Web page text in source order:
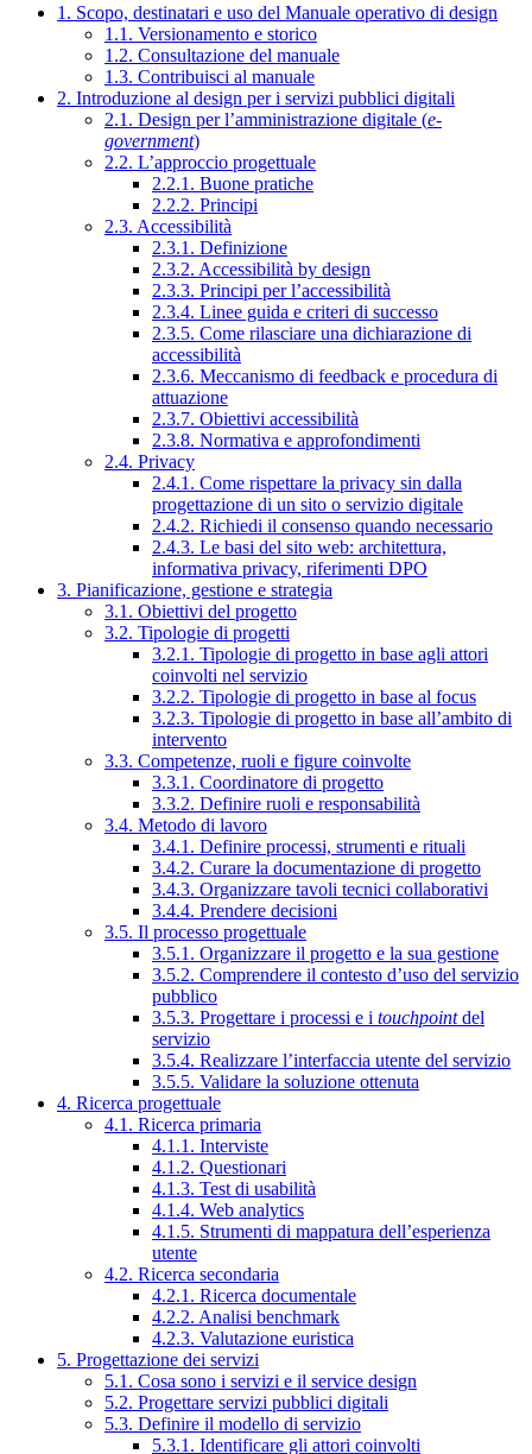
1. Scopo, destinatari e uso del Manuale operativo di design
1.1. Versionamento e storico
1.2. Consultazione del manuale
1.3. Contribuisci al manuale
2. Introduzione al design per i servizi pubblici digitali
2.1. Design per l’amministrazione digitale (e-
government)
2.2. L’approccio progettuale
2.2.1. Buone pratiche
2.2.2. Principi
2.3. Accessibilità
2.3.1. Definizione
2.3.2. Accessibilità by design
2.3.3. Principi per l’accessibilità
2.3.4. Linee guida e criteri di successo
2.3.5. Come rilasciare una dichiarazione di
accessibilità
2.3.6. Meccanismo di feedback e procedura di
attuazione
2.3.7. Obiettivi accessibilità
2.3.8. Normativa e approfondimenti
2.4. Privacy
2.4.1. Come rispettare la privacy sin dalla
progettazione di un sito o servizio digitale
2.4.2. Richiedi il consenso quando necessario
2.4.3. Le basi del sito web: architettura,
informativa privacy, riferimenti DPO
3. Pianificazione, gestione e strategia
3.1. Obiettivi del progetto
3.2. Tipologie di progetti
3.2.1. Tipologie di progetto in base agli attori
coinvolti nel servizio
3.2.2. Tipologie di progetto in base al focus
3.2.3. Tipologie di progetto in base all’ambito di
intervento
3.3. Competenze, ruoli e figure coinvolte
3.3.1. Coordinatore di progetto
3.3.2. Definire ruoli e responsabilità
3.4. Metodo di lavoro
3.4.1. Definire processi, strumenti e rituali
3.4.2. Curare la documentazione di progetto
3.4.3. Organizzare tavoli tecnici collaborativi
3.4.4. Prendere decisioni
3.5. Il processo progettuale
3.5.1. Organizzare il progetto e la sua gestione
3.5.2. Comprendere il contesto d’uso del servizio
pubblico
3.5.3. Progettare i processi e i touchpointdel
servizio
3.5.4. Realizzare l’interfaccia utente del servizio
3.5.5. Validare la soluzione ottenuta
4. Ricerca progettuale
4.1. Ricerca primaria
4.1.1. Interviste
4.1.2. Questionari
4.1.3. Test di usabilità
4.1.4. Web analytics
4.1.5. Strumenti di mappatura dell’esperienza
utente
4.2. Ricerca secondaria
4.2.1. Ricerca documentale
4.2.2. Analisi benchmark
4.2.3. Valutazione euristica
5. Progettazione dei servizi
5.1. Cosa sono i servizi e il service design
5.2. Progettare servizi pubblici digitali
5.3. Definire il modello di servizio
5.3.1. Identificare gli attori coinvolti